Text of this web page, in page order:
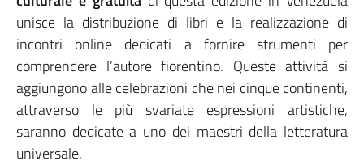
unisce la distribuzione di libri e la realizzazione di
incontri online dedicati a fornire strumenti per
comprendere l’autore fiorentino. Queste attività si
aggiungono alle celebrazioni che nei cinque continenti,
attraverso le più svariate espressioni artistiche,
saranno dedicate a uno dei maestri della letteratura
universale.